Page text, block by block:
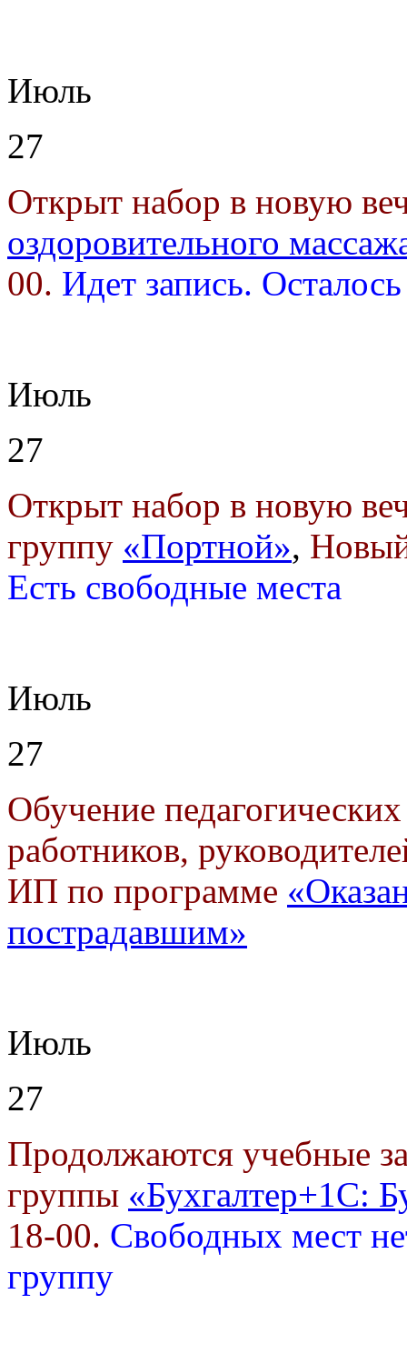
Июль
27
Открыт набор в новую
оздоровительного
00. Идет запись.
Июль
27
Открыт набор в новую
группу «Портной»,
Есть свободные места
Июль
27
Обучение
работников,
ИП по программе
пострадавшим»
Июль
27
Продолжаются учебные
группы «Бухгалтер+1С:
18-00. Свободных мест
группу